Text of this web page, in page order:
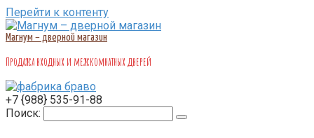
Перейти к контенту
Магнум – дверной магазин
Продажа входных и межкомнатных дверей
+7 {988} 535-91-88
Поиск: